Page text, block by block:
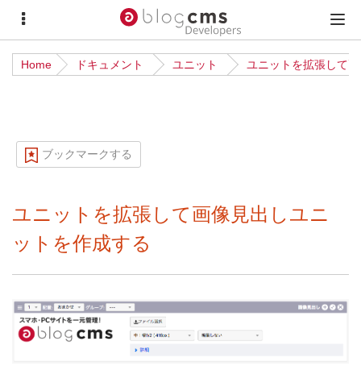
サ
イ
ド
ュ
メ
イ
ン
Home ドキュメント ユニット ユニットを拡張して
ブックマークする
ユニットを拡張して画像見出しユニ
ットを作成する